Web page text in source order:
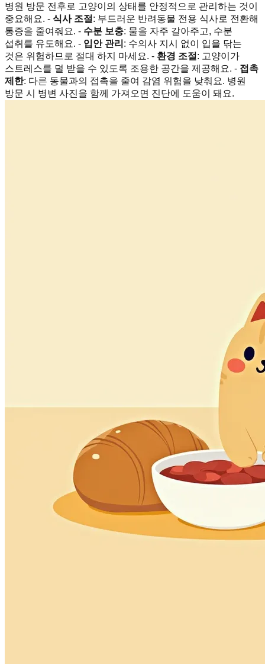
병원 방문 전후로 고양이의 상태를 안정적으로 관리하는 것이
중요해요. - 식사 조절 : 부드러운 반려동물 전용 식사로 전환해
통증을 줄여줘요. - 수분 보충: 물을 자주 갈아주고, 수분
섭취를 유도해요. - 입안 관리 : 수의사 지시 없이 입을 닦는
것은 위험하므로 절대 하지 마세요. - 환경 조절 : 고양이가
스트레스를 덜 받을 수 있도록 조용한 공간을 제공해요. - 접촉
제한: 다른 동물과의 접촉을 줄여 감염 위험을 낮춰요. 병원
방문 시 병변 사진을 함께 가져오면 진단에 도움이 돼요.